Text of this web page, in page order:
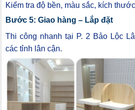
Kiểm tra độ bền, màu sắc, kích
Bước 5: Giao hàng – Lắp đặt
Thi công nhanh tại P. 2 Bảo Lộc
các tỉnh lân cận.